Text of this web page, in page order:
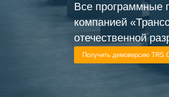
Все программные
компанией
отечественной
Получить демоверсию